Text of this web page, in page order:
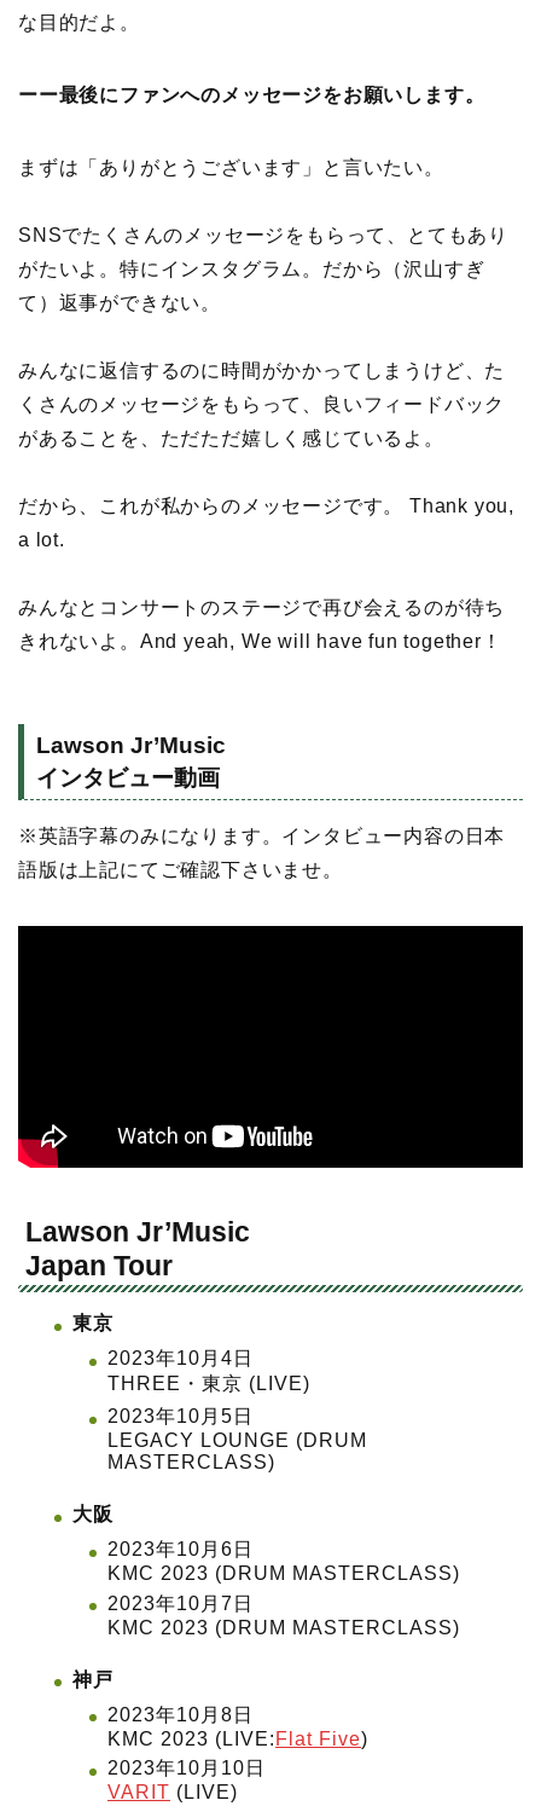
な目的だよ。
ーー最後にファンへのメッセージをお願いします。
まずは「ありがとうございます」と言いたい。
SNSでたくさんのメッセージをもらって、とてもあり
がたいよ。特にインスタグラム。だから（沢山すぎ
て）返事ができない。
みんなに返信するのに時間がかかってしまうけど、た
くさんのメッセージをもらって、良いフィードバック
があることを、ただただ嬉しく感じているよ。
だから、これが私からのメッセージです。 Thank you,
a lot.
みんなとコンサートのステージで再び会えるのが待ち
きれないよ。And yeah, We will have fun together！
Lawson Jr’Music
インタビュー動画
※英語字幕のみになります。インタビュー内容の日本
語版は上記にてご確認下さいませ。
Lawson Jr’Music
Japan Tour
東京
2023年10月4日
THREE・東京 (LIVE)
2023年10月5日
LEGACY LOUNGE (DRUM
MASTERCLASS)
大阪
2023年10月6日
KMC 2023 (DRUM MASTERCLASS)
2023年10月7日
KMC 2023 (DRUM MASTERCLASS)
神戸
2023年10月8日
KMC 2023 (LIVE: Flat Five)
2023年10月10日
VARIT (LIVE)